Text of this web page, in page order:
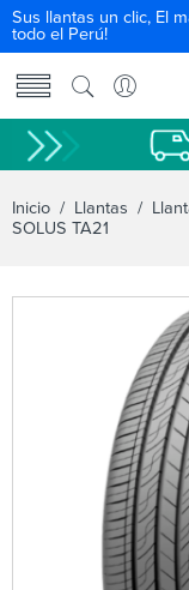
Sus llantas un clic, El
todo el Perú!
Inicio / Llantas /
SOLUS TA21